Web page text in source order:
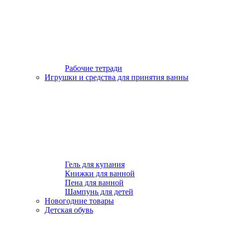
Рабочие тетради
Игрушки и средства для принятия ванны
Гель для купания
Книжки для ванной
Пена для ванной
Шампунь для детей
Новогодние товары
Детская обувь